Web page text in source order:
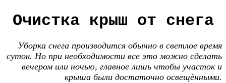
Очистка крыш от снега
Уборка снега производится обычно в светлое время
суток. Но при необходимости все это можно сделать
вечером или ночью, главное лишь чтобы участок и
крыша были достаточно освещёнными.